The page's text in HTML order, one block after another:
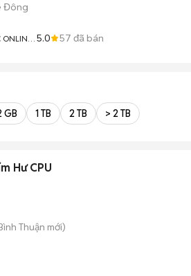
Đông
5.0 57 đã bán
GB 1 TB 2 TB > 2 TB
Hư CPU
Thuận mới)